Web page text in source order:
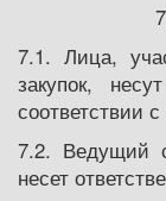
7.1. Лица,
закупок,
соответствии
7.2. Ведущий
несет